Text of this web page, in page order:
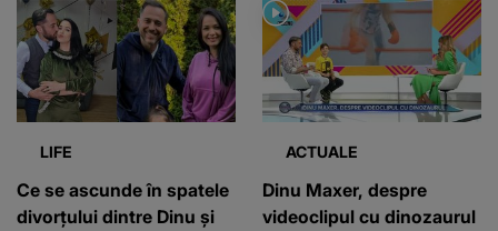
LIFE
Ce se ascunde în spatele
divorțului dintre Dinu și
ACTUALE
Dinu Maxer, despre
videoclipul cu dinozaurul